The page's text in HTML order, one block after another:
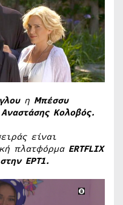
η Μπέσσυ
Αναστάσης Κολοβός.
είναι
πλατφόρμα ERTFLIX
ΕΡΤ1.